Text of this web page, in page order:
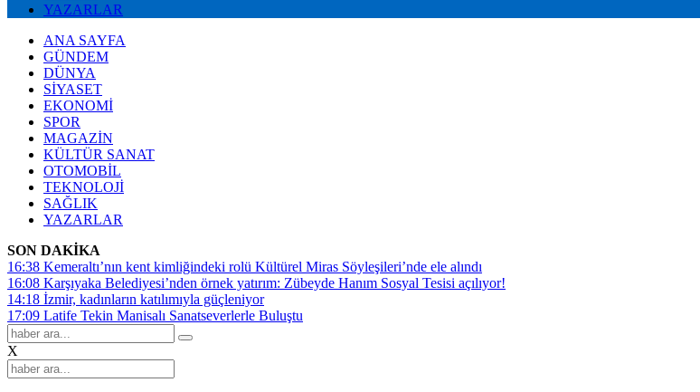
YAZARLAR
ANA SAYFA
GÜNDEM
DÜNYA
SİYASET
EKONOMİ
SPOR
MAGAZİN
KÜLTÜR SANAT
OTOMOBİL
TEKNOLOJİ
SAĞLIK
YAZARLAR
SON DAKİKA
16:38 Kemeraltı’nın kent kimliğindeki rolü Kültürel Miras Söyleşileri’nde ele alındı
16:08 Karşıyaka Belediyesi’nden örnek yatırım: Zübeyde Hanım Sosyal Tesisi açılıyor!
14:18 İzmir, kadınların katılımıyla güçleniyor
17:09 Latife Tekin Manisalı Sanatseverlerle Buluştu
X